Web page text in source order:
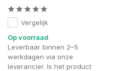
Vergelijk
Op voorraad
Leverbaar binnen 2–5
werkdagen via onze
leverancier. Is het product